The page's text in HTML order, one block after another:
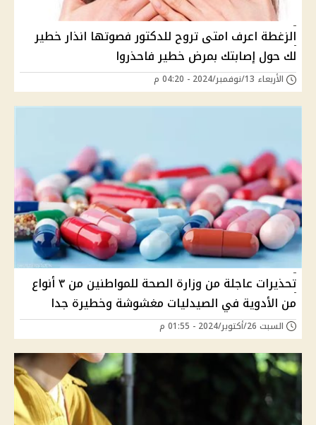
الزغطة اعرف امتى تروح للدكتور فصوتها انذار خطير
لك حول إصابتك بمرض خطير فاحذروا
الأربعاء 13/نوفمبر/2024 - 04:20 م
تحذيرات عاجلة من وزارة الصحة للمواطنين من ٣ أنواع
من الأدوية في الصيدليات مغشوشة وخطيرة جدا
السبت 26/أكتوبر/2024 - 01:55 م